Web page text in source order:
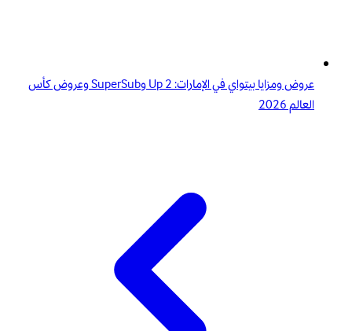
عروض ومزايا بيتواي في الإمارات: 2 Up وSuperSub وعروض كأس
العالم 2026